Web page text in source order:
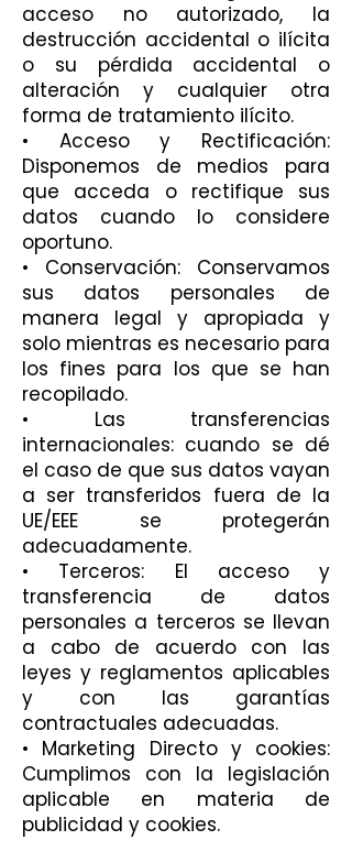
acceso no autorizado, la
destrucción accidental o ilícita
o su pérdida accidental o
alteración y cualquier otra
forma de tratamiento ilícito.
• Acceso y Rectificación:
Disponemos de medios para
que acceda o rectifique sus
datos cuando lo considere
oportuno.
• Conservación: Conservamos
sus datos personales de
manera legal y apropiada y
solo mientras es necesario para
los fines para los que se han
recopilado.
• Las transferencias
internacionales: cuando se dé
el caso de que sus datos vayan
a ser transferidos fuera de la
UE/EEE se protegerán
adecuadamente.
• Terceros: El acceso y
transferencia de datos
personales a terceros se llevan
a cabo de acuerdo con las
leyes y reglamentos aplicables
y con las garantías
contractuales adecuadas.
• Marketing Directo y cookies:
Cumplimos con la legislación
aplicable en materia de
publicidad y cookies.